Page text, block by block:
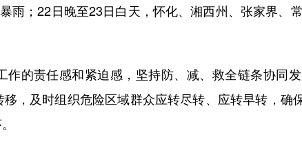
；22日晚至23日白天，怀化、湘西州、张家界、
的责任感和紧迫感，坚持防、减、救全链条协同
，及时组织危险区域群众应转尽转、应转早转，